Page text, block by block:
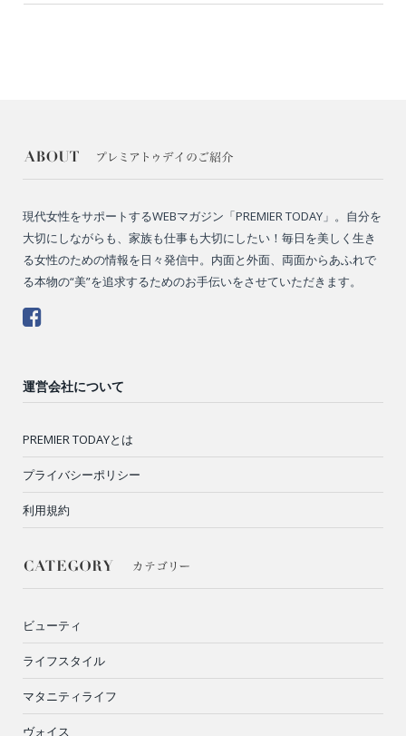
現代女性をサポートするWEBマガジン「PREMIER TODAY」。自分を
大切にしながらも、家族も仕事も大切にしたい！毎日を美しく生き
る女性のための情報を日々発信中。内面と外面、両面からあふれで
る本物の“美”を追求するためのお手伝いをさせていただきます。
運営会社について
PREMIER TODAYとは
プライバシーポリシー
利用規約
ビューティ
ライフスタイル
マタニティライフ
ヴォイス